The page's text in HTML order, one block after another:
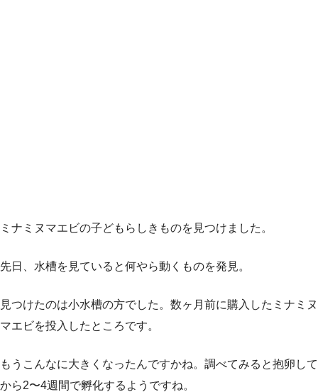
ミナミヌマエビの子どもらしきものを見つけました。
先日、水槽を見ていると何やら動くものを発見。
見つけたのは小水槽の方でした。数ヶ月前に購入したミナミヌ
マエビを投入したところです。
もうこんなに大きくなったんですかね。調べてみると抱卵して
から2〜4週間で孵化するようですね。